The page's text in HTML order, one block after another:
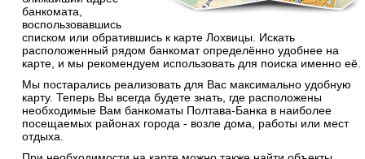
банкомата,
воспользовавшись
списком или обратившись к карте Лохвицы. Искать
расположенный рядом банкомат определённо удобнее на
карте, и мы рекомендуем использовать для поиска именно её.
Мы постарались реализовать для Вас максимально удобную
карту. Теперь Вы всегда будете знать, где расположены
необходимые Вам банкоматы Полтава-Банка в наиболее
посещаемых районах города - возле дома, работы или мест
отдыха.